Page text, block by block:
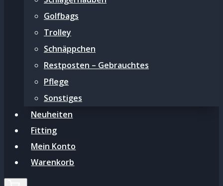
Golfbags
Trolley
Schnäppchen
Restposten – Gebrauchtes
Pflege
Sonstiges
Neuheiten
Fitting
Mein Konto
Warenkorb